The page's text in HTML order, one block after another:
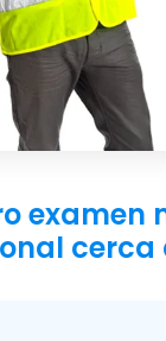
examen
cerca